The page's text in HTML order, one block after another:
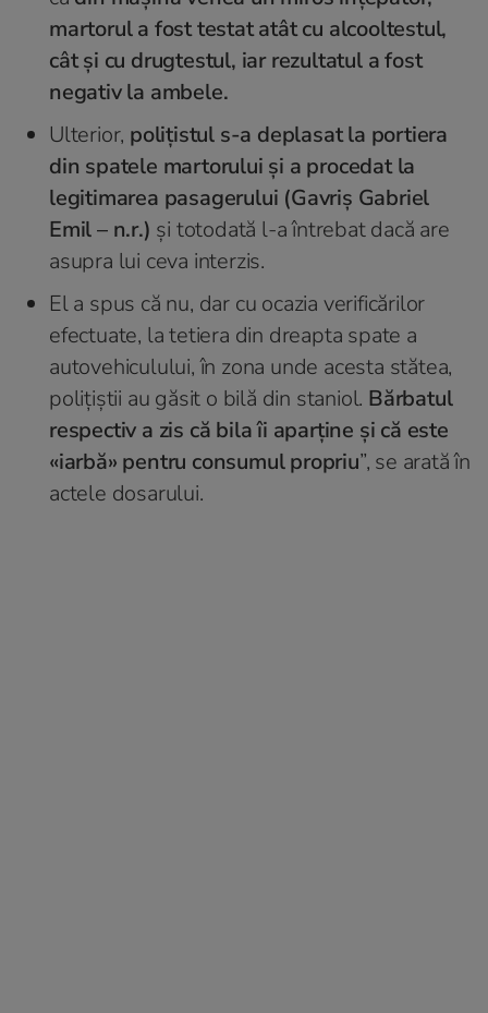
martorul a fost testat atât cu alcooltestul,
cât și cu drugtestul, iar rezultatul a fost
negativ la ambele.
Ulterior, polițistul s-a deplasat la portiera
din spatele martorului și a procedat la
legitimarea pasagerului (Gavriș Gabriel
Emil – n.r.) și totodată l-a întrebat dacă are
asupra lui ceva interzis.
El a spus că nu, dar cu ocazia verificărilor
efectuate, la tetiera din dreapta spate a
autovehiculului, în zona unde acesta stătea,
polițiștii au găsit o bilă din staniol. Bărbatul
respectiv a zis că bila îi aparține și că este
«iarbă» pentru consumul propriu”, se arată în
actele dosarului.